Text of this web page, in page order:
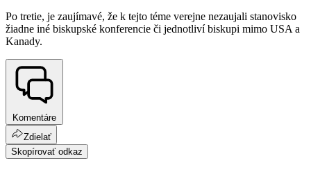
Po tretie, je zaujímavé, že k tejto téme verejne nezaujali stanovisko
žiadne iné biskupské konferencie či jednotliví biskupi mimo USA a
Kanady.
Komentáre
Zdielať
Skopírovať odkaz